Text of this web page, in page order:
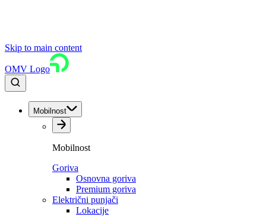
Skip to main content
OMV Logo
Mobilnost
Mobilnost
Goriva
Osnovna goriva
Premium goriva
Električni punjači
Lokacije